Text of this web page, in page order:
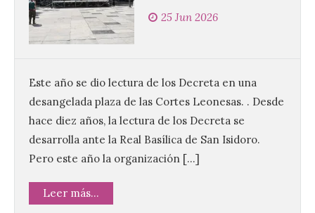
25 Jun 2026
Este año se dio lectura de los Decreta en una
desangelada plaza de las Cortes Leonesas. . Desde
hace diez años, la lectura de los Decreta se
desarrolla ante la Real Basílica de San Isidoro.
Pero este año la organización […]
Leer más...